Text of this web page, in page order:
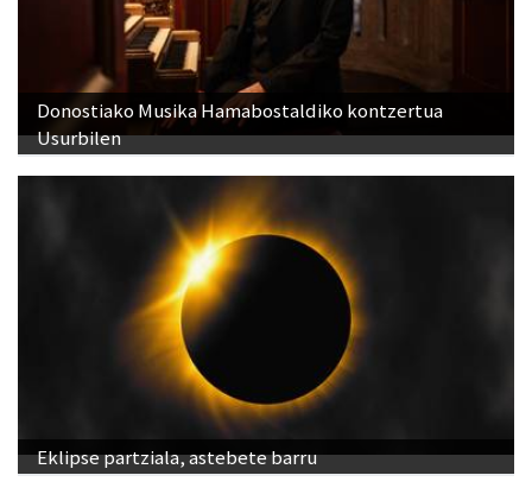
Donostiako Musika Hamabostaldiko kontzertua
Usurbilen
Eklipse partziala, astebete barru